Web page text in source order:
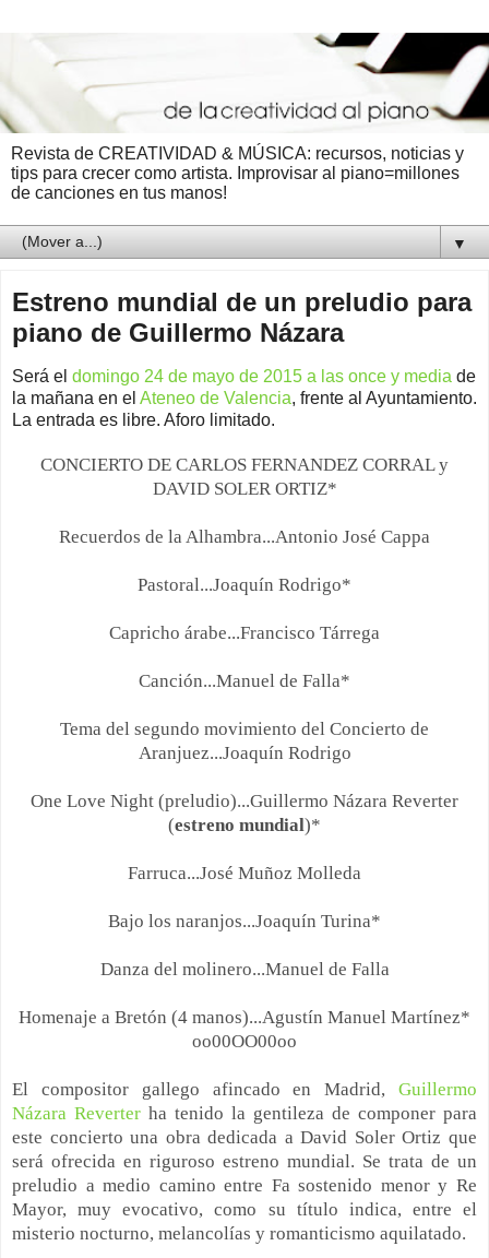
Revista de CREATIVIDAD & MÚSICA: recursos, noticias y
tips para crecer como artista. Improvisar al piano=millones
de canciones en tus manos!
▼
Estreno mundial de un preludio para
piano de Guillermo Názara
Será el domingo 24 de mayo de 2015 a las once y media de
la mañana en el Ateneo de Valencia, frente al Ayuntamiento.
La entrada es libre. Aforo limitado.
CONCIERTO DE CARLOS FERNANDEZ CORRAL y
DAVID SOLER ORTIZ*
Recuerdos de la Alhambra...Antonio José Cappa
Pastoral...Joaquín Rodrigo*
Capricho árabe...Francisco Tárrega
Canción...Manuel de Falla*
Tema del segundo movimiento del Concierto de
Aranjuez...Joaquín Rodrigo
One Love Night (preludio)...Guillermo Názara Reverter
(estreno mundial)*
Farruca...José Muñoz Molleda
Bajo los naranjos...Joaquín Turina*
Danza del molinero...Manuel de Falla
Homenaje a Bretón (4 manos)...Agustín Manuel Martínez*
oo00OO00oo
El compositor gallego afincado en Madrid, Guillermo
Názara Reverter ha tenido la gentileza de componer para
este concierto una obra dedicada a David Soler Ortiz que
será ofrecida en riguroso estreno mundial. Se trata de un
preludio a medio camino entre Fa sostenido menor y Re
Mayor, muy evocativo, como su título indica, entre el
misterio nocturno, melancolías y romanticismo aquilatado.